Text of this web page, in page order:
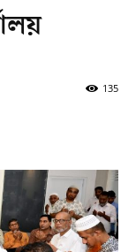
135